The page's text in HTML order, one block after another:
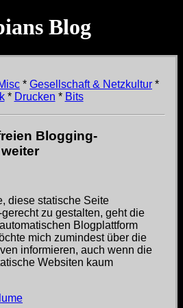
Blog
* Gesellschaft & Netzkultur *
* Drucken * Bits
Blogging-
diese statische Seite
zu gestalten, geht die
Blogplattform
mich zumindest über die
informieren, auch wenn die
Websiten kaum